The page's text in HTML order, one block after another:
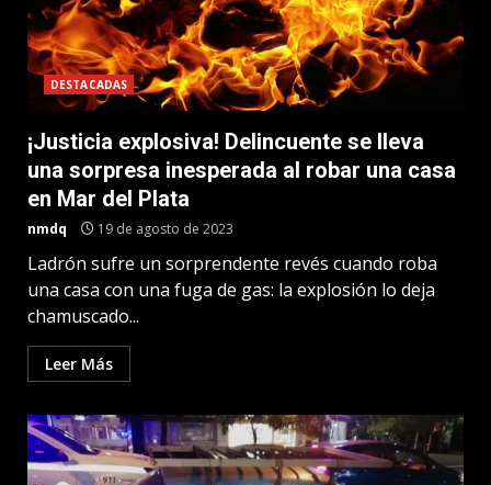
DESTACADAS
¡Justicia explosiva! Delincuente se lleva
una sorpresa inesperada al robar una casa
en Mar del Plata
nmdq 19 de agosto de 2023
Ladrón sufre un sorprendente revés cuando roba
una casa con una fuga de gas: la explosión lo deja
chamuscado...
Leer Más